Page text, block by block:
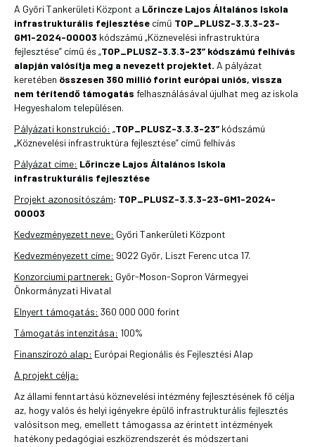
A Győri Tankerületi Központ a Lőrincze Lajos Általános Iskola
infrastrukturális fejlesztése című TOP_PLUSZ-3.3.3-23-
GM1-2024-00003 kódszámú „Köznevelési infrastruktúra
fejlesztése” című és „TOP_PLUSZ-3.3.3-23” kódszámú felhívás
alapján valósítja meg a nevezett projektet. A pályázat
keretében összesen 360 millió forint európai uniós, vissza
nem térítendő támogatás felhasználásával újulhat meg az iskola
Hegyeshalom településen.
Pályázati konstrukció: „TOP_PLUSZ-3.3.3-23” kódszámú
„Köznevelési infrastruktúra fejlesztése” című felhívás
Pályázat címe: Lőrincze Lajos Általános Iskola
infrastrukturális fejlesztése
Projekt azonosítószám: TOP_PLUSZ-3.3.3-23-GM1-2024-
00003
Kedvezményezett neve: Győri Tankerületi Központ
Kedvezményezett címe: 9022 Győr, Liszt Ferenc utca 17.
Konzorciumi partnerek: Győr-Moson-Sopron Vármegyei
Önkormányzati Hivatal
Elnyert támogatás: 360 000 000 forint
Támogatás intenzitása: 100%
Finanszírozó alap: Európai Regionális és Fejlesztési Alap
A projekt célja:
Az állami fenntartású köznevelési intézmény fejlesztésének fő célja
az, hogy valós és helyi igényekre épülő infrastrukturális fejlesztés
valósítson meg, emellett támogassa az érintett intézmények
hatékony pedagógiai eszközrendszerét és módszertani